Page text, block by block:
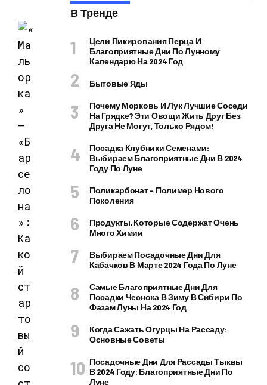
В Тренде
Цели Пикирования Перца И
Благоприятные Дни По Лунному
Календарю На 2024 Год
Бытовые Яды
Почему Морковь И Лук Лучшие Соседи
На Грядке? Эти Овощи Жить Друг Без
Друга Не Могут, Только Рядом!
Посадка Клубники Семенами:
Выбираем Благоприятные Дни В 2024
Году По Луне
Поликарбонат – Полимер Нового
Поколения
Продукты, Которые Содержат Очень
Много Химии
Выбираем Посадочные Дни Для
Кабачков В Марте 2024 Года По Луне
Самые Благоприятные Дни Для
Посадки Чеснока В Зиму В Сибири По
Фазам Луны На 2024 Год
Когда Сажать Огурцы На Рассаду:
Основные Советы
Посадочные Дни Для Рассады Тыквы
В 2024 Году: Благоприятные Дни По
Луне